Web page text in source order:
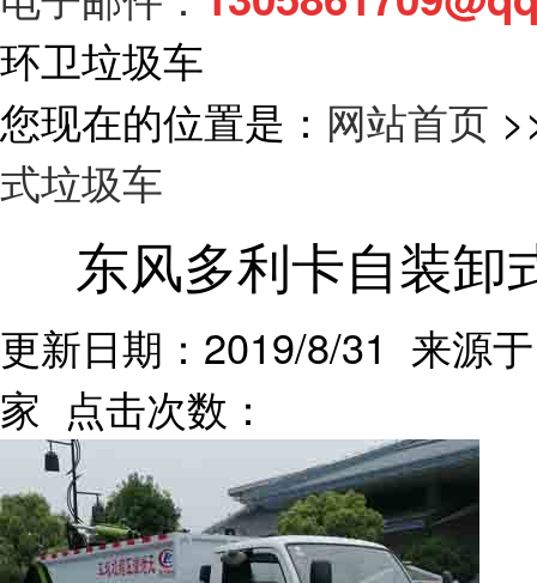
环卫垃圾车
您现在的位置是： 网站首页
式垃圾车
东风多利卡自装卸
更新日期：2019/8/31 来源
家 点击次数：